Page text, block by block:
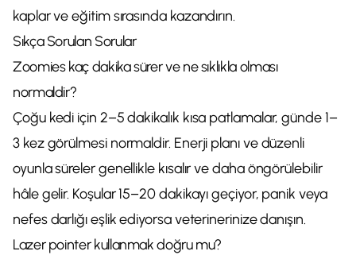
kaplar ve eğitim sırasında kazandırın.
Sıkça Sorulan Sorular
Zoomies kaç dakika sürer ve ne sıklıkla olması
normaldir?
Çoğu kedi için 2–5 dakikalık kısa patlamalar, günde 1–
3 kez görülmesi normaldir. Enerji planı ve düzenli
oyunla süreler genellikle kısalır ve daha öngörülebilir
hâle gelir. Koşular 15–20 dakikayı geçiyor, panik veya
nefes darlığı eşlik ediyorsa veterinerinize danışın.
Lazer pointer kullanmak doğru mu?